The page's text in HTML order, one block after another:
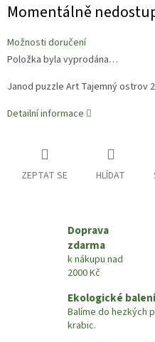
cena:
Momentálně
Možnosti doručení
Položka byla vyprodána…
Janod puzzle Art Tajemný ostrov
Detailní informace
ZEPTAT SE HLÍDAT
Doprava
zdarma
k nákupu nad
2000 Kč
Ekologické balení
Balíme do hezkých
krabic.